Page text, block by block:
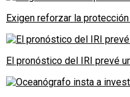
Exigen reforzar la
El pronóstico del IRI prevé